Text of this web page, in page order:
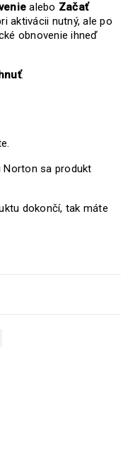
alebo Začať
aktivácii nutný, ale po
obnovenie ihneď
.
Norton sa produkt
dokončí, tak máte